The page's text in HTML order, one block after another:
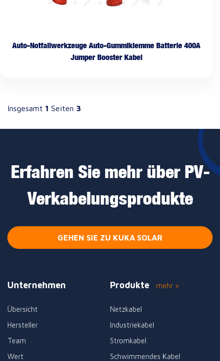
Auto-Notfallwerkzeuge Auto-Gummiklemme Batterie 400A
Jumper Booster Kabel
Insgesamt 1 Seiten 3
Erfahren Sie mehr über PV-
Verkabelungsprodukte
GEHEN SIE ZU KUKA SOLAR
Unternehmen
Übersicht
Hersteller
Team
Wert
Produkte mehr >
Netzkabel
Industriekabel
Stromkabel
Schwimmendes Kabel